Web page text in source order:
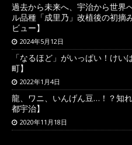
過去から未来へ、宇治から世
ル品種「成里乃」改植後の初摘
ビュー】
2024年5月12日
「なるほど」がいっぱい！け
町】
2022年1月4日
龍、ワニ、いんげん豆…！？知
都宇治】
2020年11月18日